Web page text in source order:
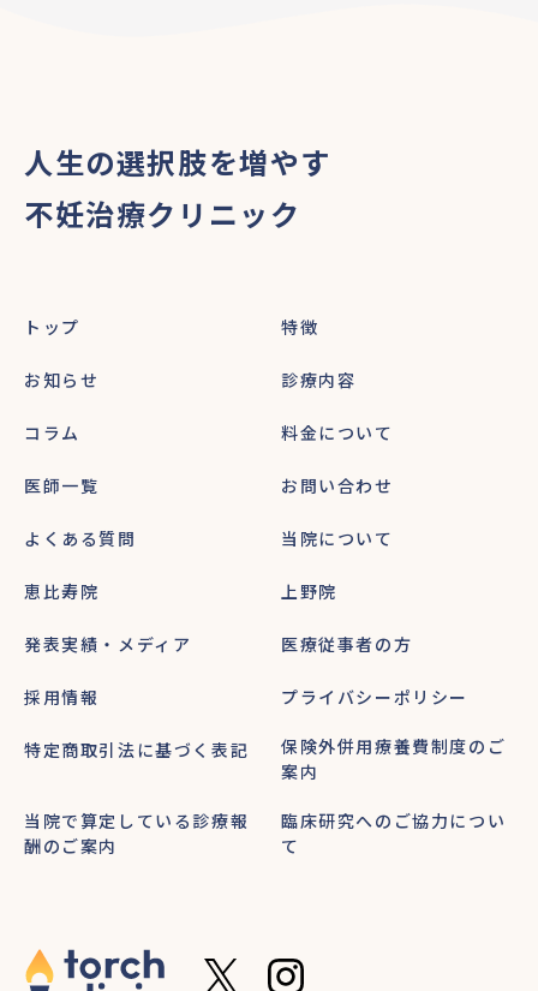
人生の選択肢を増やす
不妊治療クリニック
トップ 特徴
お知らせ 診療内容
コラム 料金について
医師一覧 お問い合わせ
よくある質問 当院について
恵比寿院 上野院
発表実績・メディア 医療従事者の方
採用情報 プライバシーポリシー
特定商取引法に基づく表記
保険外併用療養費制度のご
案内
当院で算定している診療報
酬のご案内
臨床研究へのご協力につい
て